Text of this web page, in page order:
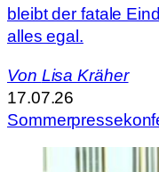
bleibt der fatale
alles egal.
Von Lisa Kräher
17.07.26